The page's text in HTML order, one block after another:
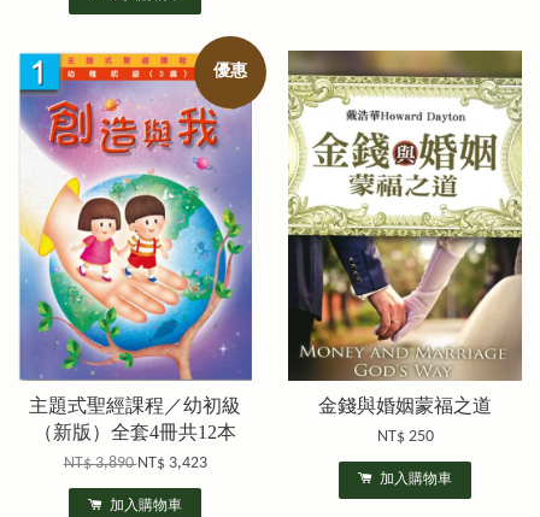
優惠
主題式聖經課程／幼初級
（新版）全套4冊共12本
NT$ 3,890NT$ 3,423
加入購物車
金錢與婚姻蒙福之道
NT$ 250
加入購物車